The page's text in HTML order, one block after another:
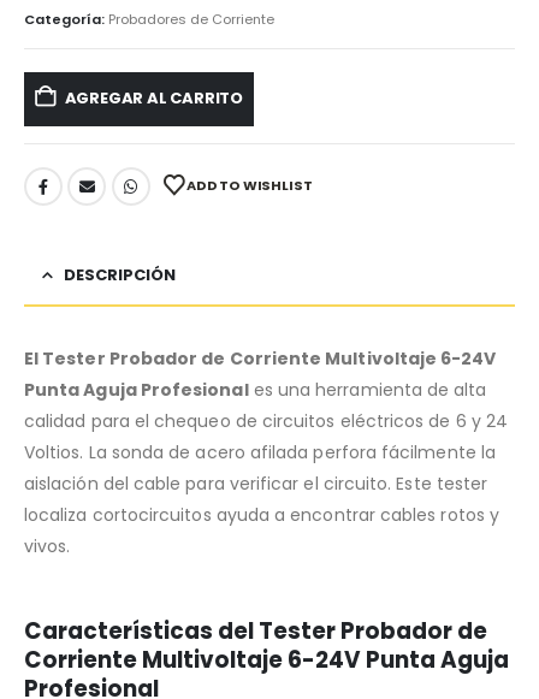
Categoría: Probadores de Corriente
AGREGAR AL CARRITO
ADD TO WISHLIST
DESCRIPCIÓN
El Tester Probador de Corriente Multivoltaje 6-24V
Punta Aguja Profesionales una herramienta de alta
calidad para el chequeo de circuitos eléctricos de 6 y 24
Voltios. La sonda de acero afilada perfora fácilmente la
aislación del cable para verificar el circuito. Este tester
localiza cortocircuitos ayuda a encontrar cables rotos y
vivos.
Características del Tester Probador de
Corriente Multivoltaje 6-24V Punta Aguja
Profesional